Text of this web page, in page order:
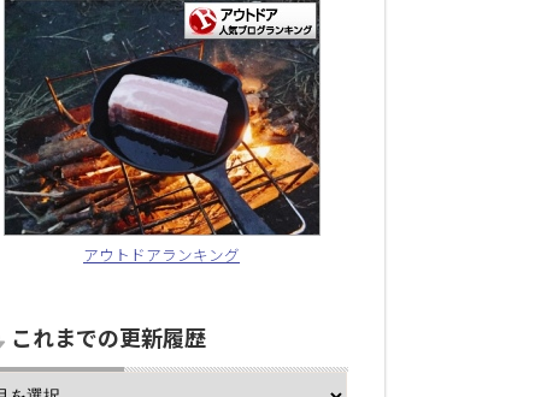
アウトドアランキング
これまでの更新履歴